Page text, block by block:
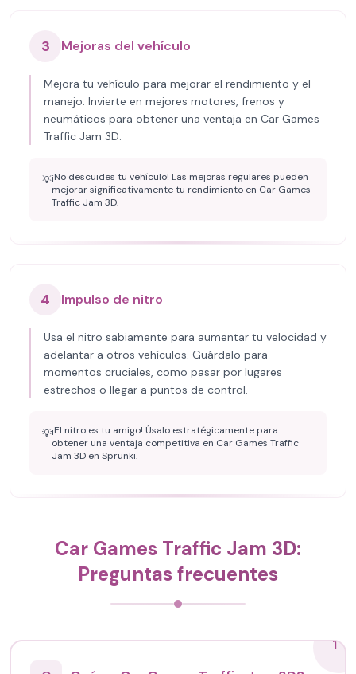
3 Mejoras del vehículo
Mejora tu vehículo para mejorar el rendimiento y el
manejo. Invierte en mejores motores, frenos y
neumáticos para obtener una ventaja en Car Games
Traffic Jam 3D.
💡¡No descuides tu vehículo! Las mejoras regulares pueden
mejorar significativamente tu rendimiento en Car Games
Traffic Jam 3D.
4 Impulso de nitro
Usa el nitro sabiamente para aumentar tu velocidad y
adelantar a otros vehículos. Guárdalo para
momentos cruciales, como pasar por lugares
estrechos o llegar a puntos de control.
💡¡El nitro es tu amigo! Úsalo estratégicamente para
obtener una ventaja competitiva en Car Games Traffic
Jam 3D en Sprunki.
Car Games Traffic Jam 3D:
Preguntas frecuentes
1